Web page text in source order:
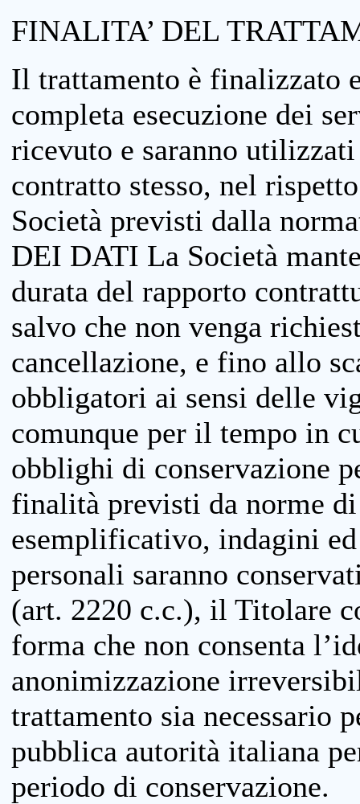
FINALITA’ DEL
Il trattamento è finalizzato
completa esecuzione dei
ricevuto e saranno
contratto stesso, nel
Società previsti dalla
DEI DATI La Società
durata del rapporto
salvo che non venga
cancellazione, e fino allo
obbligatori ai sensi delle
comunque per il tempo in
obblighi di conservazione
finalità previsti da norme
esemplificativo, indagini
personali saranno
(art. 2220 c.c.), il Titolare
forma che non consenta
anonimizzazione
trattamento sia necessario
pubblica autorità italiana
periodo di conservazione.